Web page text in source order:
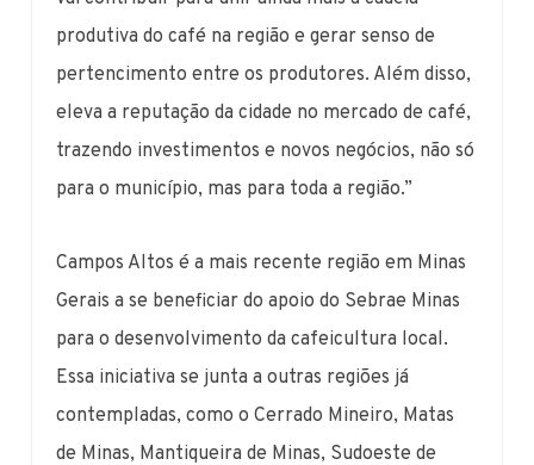
produtiva do café na região e gerar senso de
pertencimento entre os produtores. Além disso,
eleva a reputação da cidade no mercado de café,
trazendo investimentos e novos negócios, não só
para o município, mas para toda a região.”
Campos Altos é a mais recente região em Minas
Gerais a se beneficiar do apoio do Sebrae Minas
para o desenvolvimento da cafeicultura local.
Essa iniciativa se junta a outras regiões já
contempladas, como o Cerrado Mineiro, Matas
de Minas, Mantiqueira de Minas, Sudoeste de